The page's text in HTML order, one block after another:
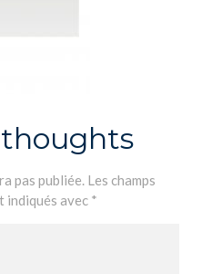
pas publiée. Les champs
avec *